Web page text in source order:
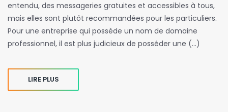
entendu, des messageries gratuites et accessibles à tous,
mais elles sont plutôt recommandées pour les particuliers.
Pour une entreprise qui possède un nom de domaine
professionnel, il est plus judicieux de posséder une (…)
LIRE PLUS